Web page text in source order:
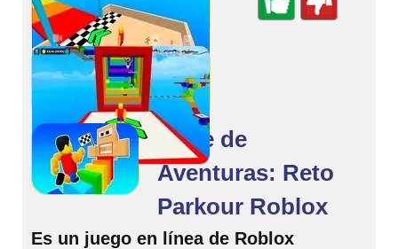
Torre de
Aventuras: Reto
Parkour Roblox
Es un juego en línea de Roblox